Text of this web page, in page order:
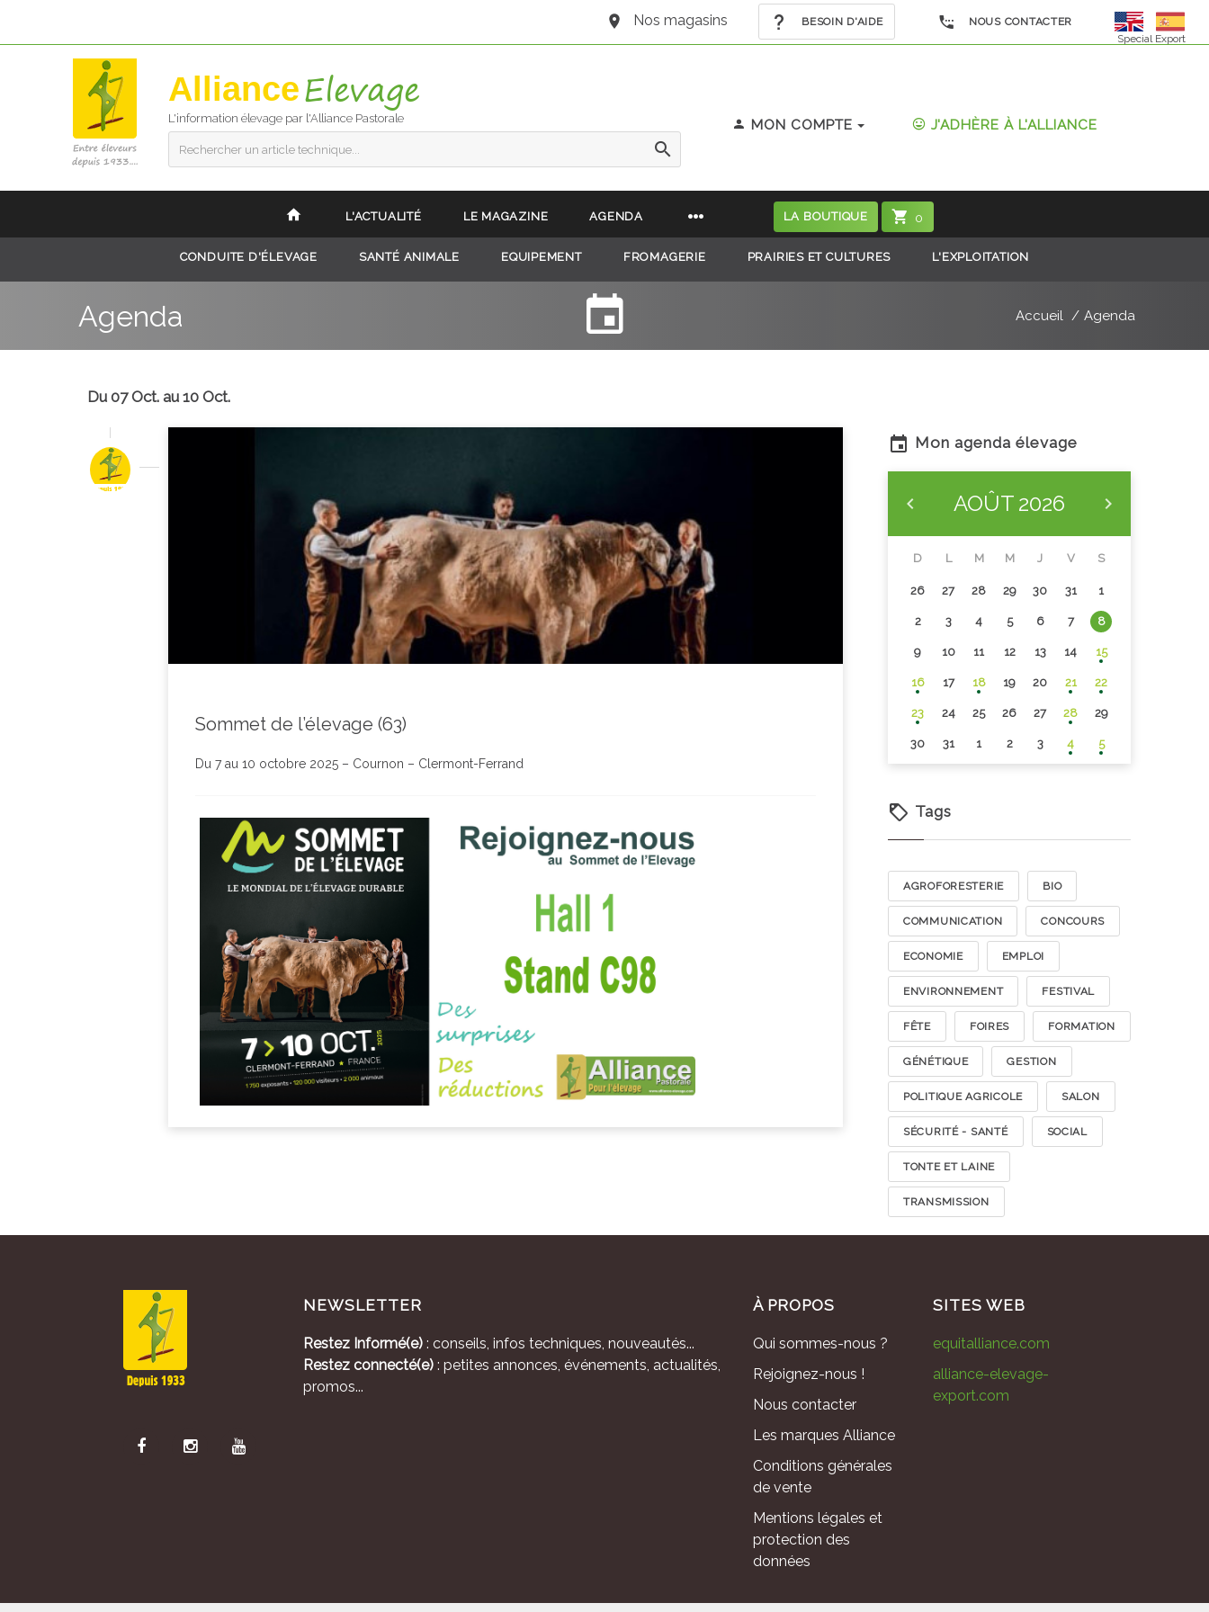
Nos magasins BESOIN D'AIDE
NOUS CONTACTER
Special Export
Alliance
L'information élevage par l'Alliance Pastorale
Rechercher un article technique...
MON COMPTE J'ADHÈRE À L'ALLIANCE
L'ACTUALITÉ LE MAGAZINE AGENDA LA BOUTIQUE 0
CONDUITE D'ÉLEVAGE SANTÉ ANIMALE EQUIPEMENT FROMAGERIE PRAIRIES ET CULTURES L'EXPLOITATION
Agenda Accueil Agenda
Du 07 Oct. au 10 Oct.
Sommet de l’élevage (63)
Du 7 au 10 octobre 2025 – Cournon – Clermont-Ferrand
Mon agenda élevage
AOÛT 2026
D L M M J V S
26 27 28 29 30 31 1
2 3 4 5 6 7 8
9 10 11 12 13 14 15
16 17 18 19 20 21 22
23 24 25 26 27 28 29
30 31 1 2 3 4 5
Tags
AGROFORESTERIE BIO
COMMUNICATION CONCOURS
ECONOMIE EMPLOI
ENVIRONNEMENT FESTIVAL
FÊTE FOIRES FORMATION
GÉNÉTIQUE GESTION
POLITIQUE AGRICOLE SALON
SÉCURITÉ - SANTÉ SOCIAL
TONTE ET LAINE
TRANSMISSION
À PROPOS
Qui sommes-nous ?
Rejoignez-nous !
Nous contacter
Les marques Alliance
Conditions générales
de vente
Mentions légales et
protection des
données
SITES WEB
equitalliance.com
alliance-elevage-
export.com
NEWSLETTER
Restez Informé(e) : conseils, infos techniques, nouveautés...
Restez connecté(e) : petites annonces, événements, actualités,
promos...